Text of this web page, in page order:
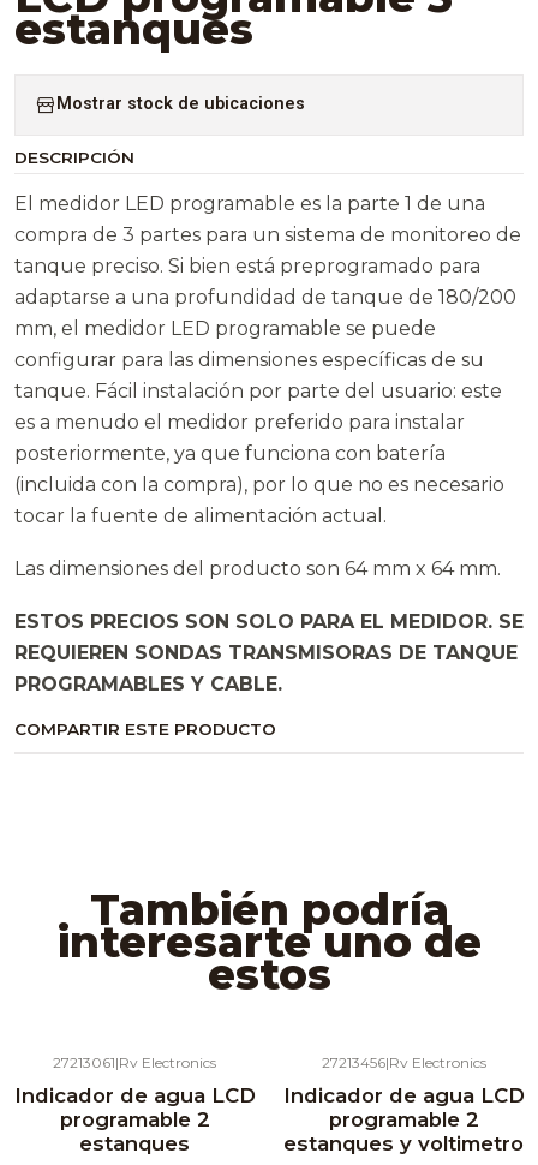
estanques
Mostrar stock de ubicaciones
DESCRIPCIÓN
El medidor LED programable es la parte 1 de una
compra de 3 partes para un sistema de monitoreo de
tanque preciso. Si bien está preprogramado para
adaptarse a una profundidad de tanque de 180/200
mm, el medidor LED programable se puede
configurar para las dimensiones específicas de su
tanque. Fácil instalación por parte del usuario: este
es a menudo el medidor preferido para instalar
posteriormente, ya que funciona con batería
(incluida con la compra), por lo que no es necesario
tocar la fuente de alimentación actual.
Las dimensiones del producto son 64 mm x 64 mm.
ESTOS PRECIOS SON SOLO PARA EL MEDIDOR. SE
REQUIEREN SONDAS TRANSMISORAS DE TANQUE
PROGRAMABLES Y CABLE.
COMPARTIR ESTE PRODUCTO
También podría
interesarte uno de
estos
27213061|Rv Electronics
Indicador de agua LCD
programable 2
estanques
27213456|Rv Electronics
Indicador de agua LCD
programable 2
estanques y voltimetro